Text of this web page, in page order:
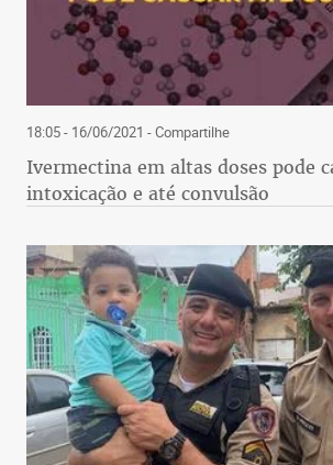
18:05 - 16/06/2021 - Compartilhe
Ivermectina em altas doses pode
intoxicação e até convulsão